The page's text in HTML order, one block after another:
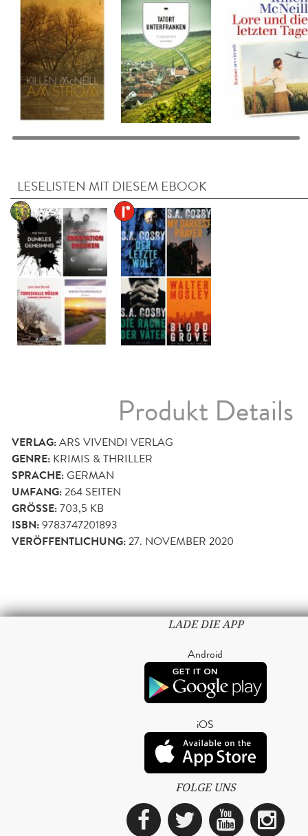
LESELISTEN MIT DIESEM EBOOK
Produkt Details
VERLAG:ARS VIVENDI VERLAG
GENRE: KRIMIS & THRILLER
SPRACHE:GERMAN
UMFANG:264 SEITEN
GRÖSSE: 703,5 KB
ISBN:9783747201893
VERÖFFENTLICHUNG:27. NOVEMBER 2020
LADE DIE APP
Android
iOS
FOLGE UNS
Facebook
Twitter